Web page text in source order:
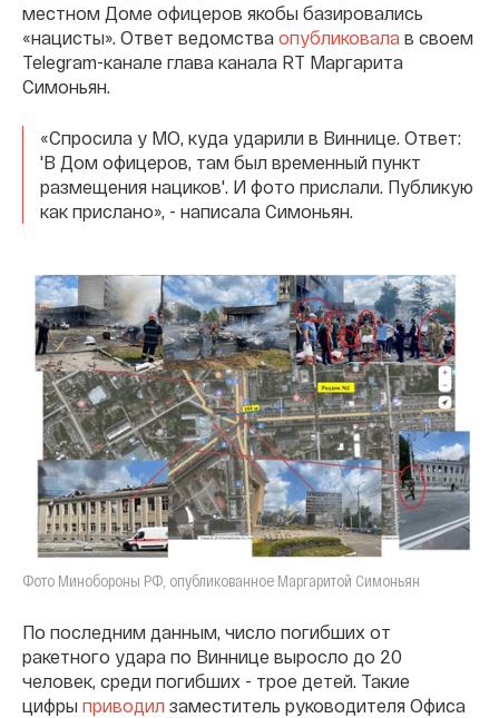
местном Доме офицеров якобы базировались
«нацисты». Ответ ведомства опубликовала в своем
Telegram-канале глава канала RT Маргарита
Симоньян.
«Спросила у МО, куда ударили в Виннице. Ответ:
'В Дом офицеров, там был временный пункт
размещения нациков'. И фото прислали. Публикую
как прислано», - написала Симоньян.
Фото Минобороны РФ, опубликованное Маргаритой Симоньян
По последним данным, число погибших от
ракетного удара по Виннице выросло до 20
человек, среди погибших - трое детей. Такие
цифры приводил заместитель руководителя Офиса